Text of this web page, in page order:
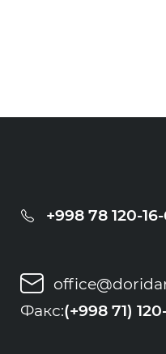
+998 78 120-16-
Факс:(+998 71)